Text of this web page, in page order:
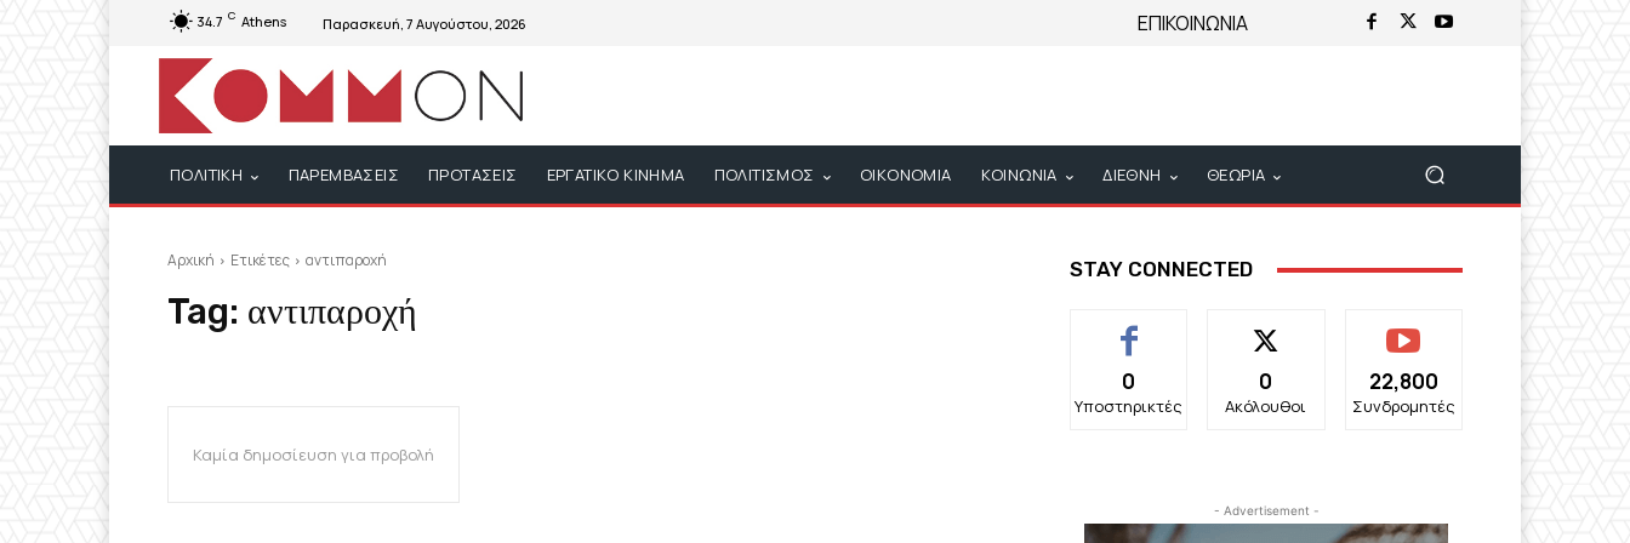
34.7 C Athens Παρασκευή, 7 Αυγούστου, 2026 ΕΠΙΚΟΙΝΩΝΙΑ
ΠΟΛΙΤΙΚΗ ΠΑΡΕΜΒΑΣΕΙΣ ΠΡΟΤΑΣΕΙΣ ΕΡΓΑΤΙΚΟ ΚΙΝΗΜΑ ΠΟΛΙΤΙΣΜΟΣ ΟΙΚΟΝΟΜΙΑ ΚΟΙΝΩΝΙΑ ΔΙΕΘΝΗ ΘΕΩΡΙΑ
Αρχική Ετικέτες αντιπαροχή
Tag: αντιπαροχή
Καμία δημοσίευση για προβολή
STAY CONNECTED
0
Υποστηρικτές
0
Ακόλουθοι
22,800
Συνδρομητές
- Advertisement -